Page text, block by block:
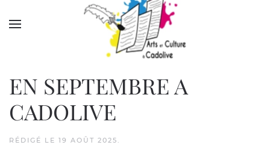
Accéder au contenu principal
EN SEPTEMBRE A
CADOLIVE
RÉDIGÉ LE 19 AOÛT 2025 .